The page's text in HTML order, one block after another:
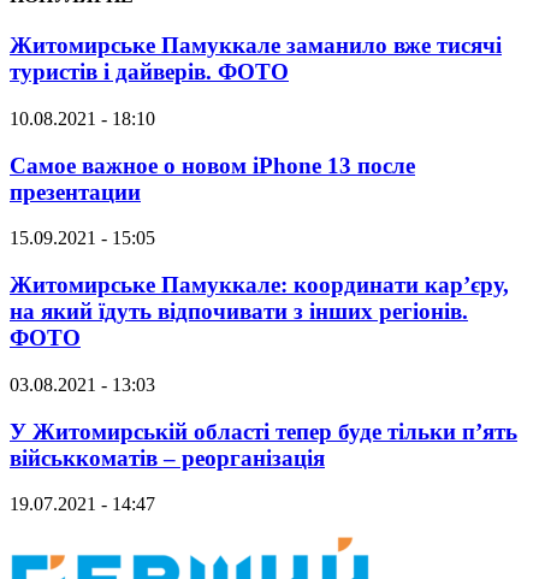
Житомирське Памуккале заманило вже тисячі
туристів і дайверів. ФОТО
10.08.2021 - 18:10
Самое важное о новом iPhone 13 после
презентации
15.09.2021 - 15:05
Житомирське Памуккале: координати кар’єру,
на який їдуть відпочивати з інших регіонів.
ФОТО
03.08.2021 - 13:03
У Житомирській області тепер буде тільки п’ять
військкоматів – реорганізація
19.07.2021 - 14:47